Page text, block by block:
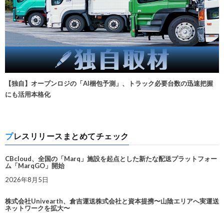
【独自】オープンロジの「AI梱包予測」、トラック必要台数の迅速把握
にも活用本格化
プレスリリースまとめてチェック
CBcloud、全国の「Marq」施設を起点とした新たな配送プラットフォー
ム「MarqGO」開始
2026年8月5日
株式会社Univearth、倉吉運送株式会社と資本提携〜山陰エリアへ実運送
ネットワークを拡大〜